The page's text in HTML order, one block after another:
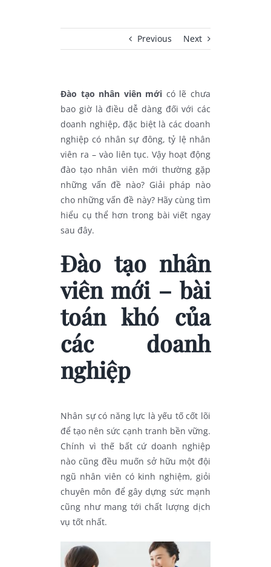
Previous Next
Đào tạo nhân viên mới có lẽ chưa
bao giờ là điều dễ dàng đối với các
doanh nghiệp, đặc biệt là các doanh
nghiệp có nhân sự đông, tỷ lệ nhân
viên ra – vào liên tục. Vậy hoạt động
đào tạo nhân viên mới thường gặp
những vấn đề nào? Giải pháp nào
cho những vấn đề này? Hãy cùng tìm
hiểu cụ thể hơn trong bài viết ngay
sau đây.
Đào tạo nhân
viên mới – bài
toán khó của
các doanh
nghiệp
Nhân sự có năng lực là yếu tố cốt lõi
để tạo nên sức cạnh tranh bền vững.
Chính vì thế bất cứ doanh nghiệp
nào cũng đều muốn sở hữu một đội
ngũ nhân viên có kinh nghiệm, giỏi
chuyên môn để gây dựng sức mạnh
cũng như mang tới chất lượng dịch
vụ tốt nhất.